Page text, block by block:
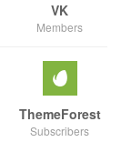
VK
Members
ThemeForest
Subscribers